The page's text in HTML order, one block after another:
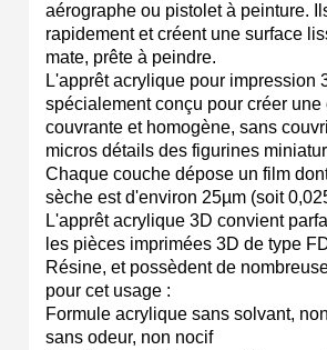
aérographe ou pistolet à peinture.
rapidement et créent une surface
mate, prête à peindre.
L'apprêt acrylique pour impression
spécialement conçu pour créer une
couvrante et homogène, sans
micros détails des figurines
Chaque couche dépose un film
sèche est d'environ 25µm (soit
L'apprêt acrylique 3D convient
les pièces imprimées 3D de type
Résine, et possèdent de
pour cet usage :
Formule acrylique sans solvant,
sans odeur, non nocif